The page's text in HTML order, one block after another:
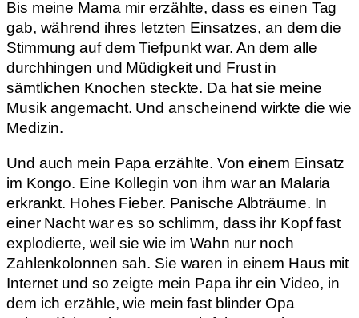
Bis meine Mama mir erzählte, dass es einen Tag
gab, während ihres letzten Einsatzes, an dem die
Stimmung auf dem Tiefpunkt war. An dem alle
durchhingen und Müdigkeit und Frust in
sämtlichen Knochen steckte. Da hat sie meine
Musik angemacht. Und anscheinend wirkte die wie
Medizin.
Und auch mein Papa erzählte. Von einem Einsatz
im Kongo. Eine Kollegin von ihm war an Malaria
erkrankt. Hohes Fieber. Panische Albträume. In
einer Nacht war es so schlimm, dass ihr Kopf fast
explodierte, weil sie wie im Wahn nur noch
Zahlenkolonnen sah. Sie waren in einem Haus mit
Internet und so zeigte mein Papa ihr ein Video, in
dem ich erzähle, wie mein fast blinder Opa